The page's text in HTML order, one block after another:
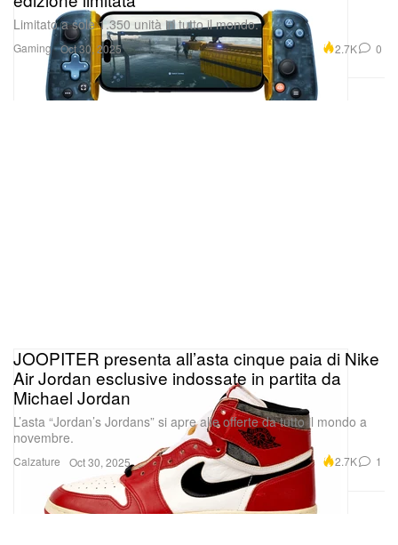
Gaming
Limitato a sole 1.350 unità in tutto il mondo.
Oct 30, 2025 2.7K 0
Calzature
JOOPITER presenta all’asta cinque paia di Nike
Air Jordan esclusive indossate in partita da
Michael Jordan
L’asta “Jordan’s Jordans” si apre alle offerte da tutto il mondo a
novembre.
Oct 30, 2025 2.7K 1